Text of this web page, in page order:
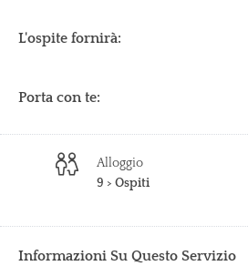
L'ospite fornirà:
Porta con te:
Alloggio
9 > Ospiti
Informazioni Su Questo Servizio